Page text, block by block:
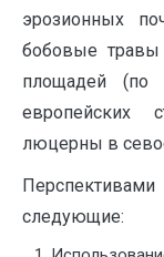
эрозионных
бобовые травы
площадей
европейских
люцерны в
следующие: